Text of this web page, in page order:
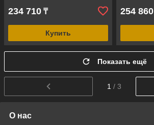
234 710 ₸
Купить
254 860
Показать ещё
1 / 3
О нас